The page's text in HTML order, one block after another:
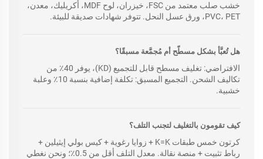
خشب صلب معتمد من FSC، خيزران، لوح MDF، أكريليك، معدن،
PVC، PET، ورق عسل النحل. تتوفر شهادات صديقة للبيئة.
هل تُعبَّأ بشكل مسطّح أم مُجمَّعة مسبقًا؟
الافتراضي: تغليف مسطح قابل للتجميع (KD)، يوفر 40٪ من
تكاليف الشحن. التجميع المسبق: تكلفة إضافية بنسبة 10٪ وعلبة
خشبية.
كيف تقومون بالتغليف لتجنب التلف؟
كرتون خمس طبقات K=K + زوايا رغوية + كيس بولي إيثيلين +
رباط تثبيت + منصة نقالة. معدل التلف أقل من 0.5٪؛ ونحن نغطي